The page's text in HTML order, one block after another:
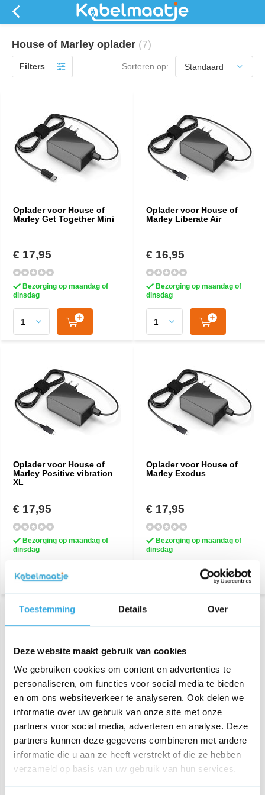
Toestemming Details Over
Deze website maakt gebruik van cookies
We gebruiken cookies om content en advertenties te
personaliseren, om functies voor social media te bieden
en om ons websiteverkeer te analyseren. Ook delen we
informatie over uw gebruik van onze site met onze
partners voor social media, adverteren en analyse. Deze
partners kunnen deze gegevens combineren met andere
informatie die u aan ze heeft verstrekt of die ze hebben
verzameld op basis van uw gebruik van hun services.
House of Marley oplader (7)
Filters Sorteren op:
Oplader voor House of
Marley Get Together Mini
€ 17,95
Bezorging op maandag of
dinsdag
Oplader voor House of
Marley Liberate Air
€ 16,95
Bezorging op maandag of
dinsdag
Oplader voor House of
Marley Positive vibration
XL
€ 17,95
Bezorging op maandag of
dinsdag
Oplader voor House of
Marley Exodus
€ 17,95
Bezorging op maandag of
dinsdag
Oplader voor House of
Marley Stir it up
€ 22,95
Marley Get Together 2
€ 17,95